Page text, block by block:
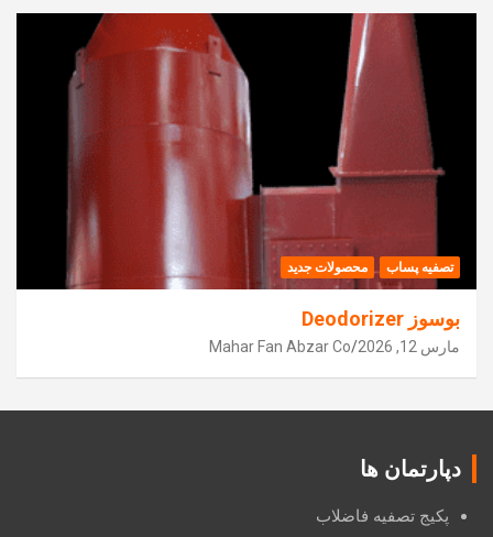
تصفیه پساب محصولات جدید
بوسوز Deodorizer
مارس 12, 2026 Mahar Fan Abzar Co
دپارتمان ها
پکیج تصفیه فاضلاب